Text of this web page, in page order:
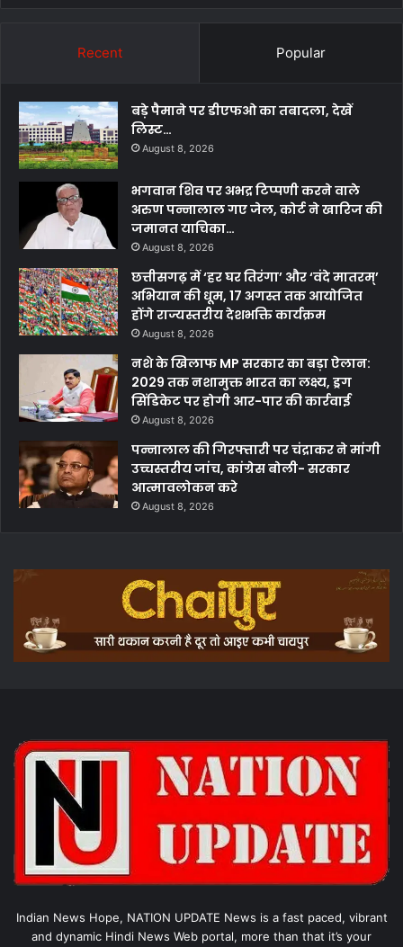
Recent Popular
बड़े पैमाने पर डीएफओ का तबादला, देखें
लिस्ट…
August 8, 2026
भगवान शिव पर अभद्र टिप्पणी करने वाले
अरुण पन्नालाल गए जेल, कोर्ट ने खारिज की
जमानत याचिका…
August 8, 2026
छत्तीसगढ़ में ‘हर घर तिरंगा’ और ‘वंदे मातरम्’
अभियान की धूम, 17 अगस्त तक आयोजित
होंगे राज्यस्तरीय देशभक्ति कार्यक्रम
August 8, 2026
नशे के खिलाफ MP सरकार का बड़ा ऐलान:
2029 तक नशामुक्त भारत का लक्ष्य, ड्रग
सिंडिकेट पर होगी आर-पार की कार्रवाई
August 8, 2026
पन्नालाल की गिरफ्तारी पर चंद्राकर ने मांगी
उच्चस्तरीय जांच, कांग्रेस बोली- सरकार
आत्मावलोकन करे
August 8, 2026
Indian News Hope, NATION UPDATE News is a fast paced, vibrant
and dynamic Hindi News Web portal, more than that it’s your